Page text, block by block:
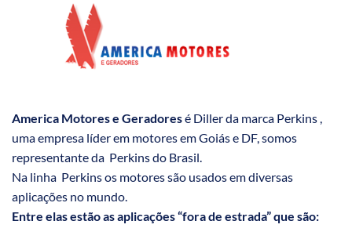
America Motores e Geradoresé Diller da marca Perkins ,
uma empresa líder em motores em Goiás e DF, somos
representante da Perkins do Brasil.
Na linha Perkins os motores são usados em diversas
aplicações no mundo.
Entre elas estão as aplicações “fora de estrada” que são: